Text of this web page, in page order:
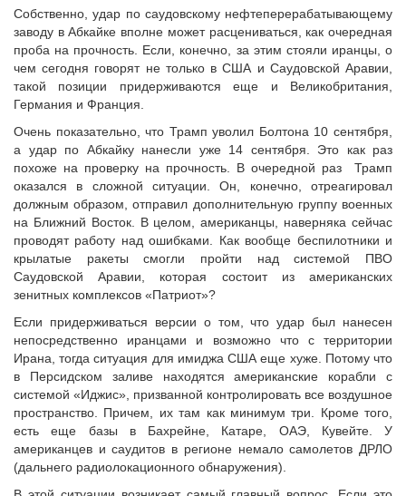
Собственно, удар по саудовскому нефтеперерабатывающему
заводу в Абкайке вполне может расцениваться, как очередная
проба на прочность. Если, конечно, за этим стояли иранцы, о
чем сегодня говорят не только в США и Саудовской Аравии,
такой позиции придерживаются еще и Великобритания,
Германия и Франция.
Очень показательно, что Трамп уволил Болтона 10 сентября,
а удар по Абкайку нанесли уже 14 сентября. Это как раз
похоже на проверку на прочность. В очередной раз Трамп
оказался в сложной ситуации. Он, конечно, отреагировал
должным образом, отправил дополнительную группу военных
на Ближний Восток. В целом, американцы, наверняка сейчас
проводят работу над ошибками. Как вообще беспилотники и
крылатые ракеты смогли пройти над системой ПВО
Саудовской Аравии, которая состоит из американских
зенитных комплексов «Патриот»?
Если придерживаться версии о том, что удар был нанесен
непосредственно иранцами и возможно что с территории
Ирана, тогда ситуация для имиджа США еще хуже. Потому что
в Персидском заливе находятся американские корабли с
системой «Иджис», призванной контролировать все воздушное
пространство. Причем, их там как минимум три. Кроме того,
есть еще базы в Бахрейне, Катаре, ОАЭ, Кувейте. У
американцев и саудитов в регионе немало самолетов ДРЛО
(дальнего радиолокационного обнаружения).